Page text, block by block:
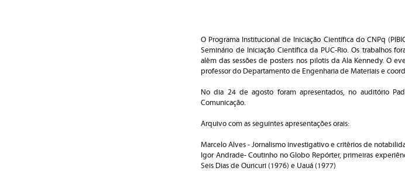
O Programa Institucional de Iniciação Científica do CNPq
Seminário de Iniciação Científica da PUC-Rio. Os trabalhos
além das sessões de posters nos pilotis da Ala Kennedy. O
professor do Departamento de Engenharia de Materiais e
No dia 24 de agosto foram apresentados, no auditório
Comunicação.
Arquivo com as seguintes apresentações orais:
Marcelo Alves - Jornalismo investigativo e critérios de
Igor Andrade- Coutinho no Globo Repórter, primeiras
Seis Dias de Ouricuri (1976) e Uauá (1977)